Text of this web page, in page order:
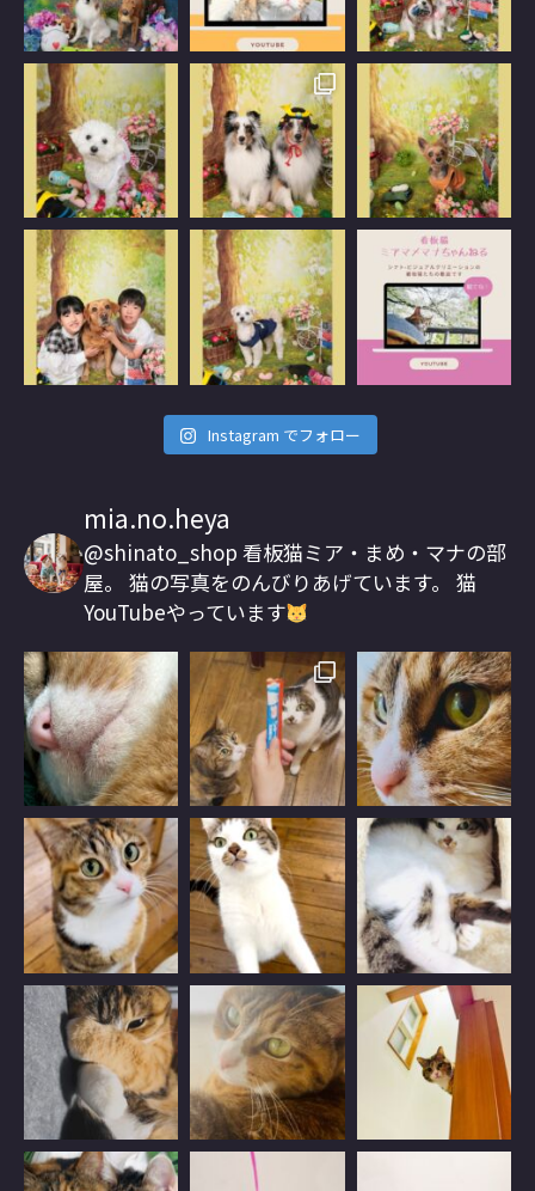
Instagram でフォロー
mia.no.heya
@shinato_shop 看板猫ミア・まめ・マナの部
屋。 猫の写真をのんびりあげています。 猫
YouTubeやっています